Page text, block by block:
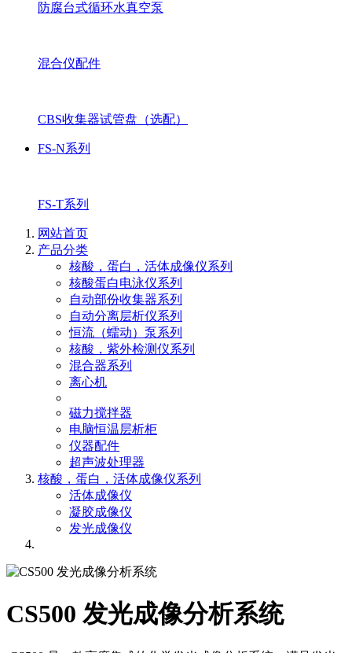
防腐台式循环水真空泵
混合仪配件
CBS收集器试管盘（选配）
FS-N系列
FS-T系列
网站首页
产品分类
核酸，蛋白，活体成像仪系列
核酸蛋白电泳仪系列
自动部份收集器系列
自动分离层析仪系列
恒流（蠕动）泵系列
核酸，紫外检测仪系列
混合器系列
离心机
磁力搅拌器
电脑恒温层析柜
仪器配件
超声波处理器
核酸，蛋白，活体成像仪系列
活体成像仪
凝胶成像仪
发光成像仪
CS500 发光成像分析系统